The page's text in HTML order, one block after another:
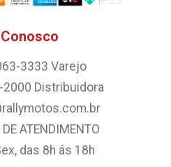
3333 Varejo
2000 Distribuidora
DE ATENDIMENTO
das 8h ás 18h